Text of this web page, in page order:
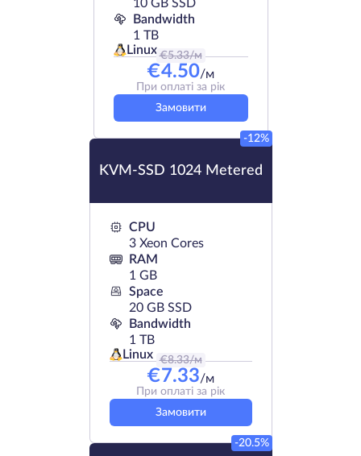
10 GB SSD
Bandwidth
1 TB
Linux €5.33/м
€4.50/м
При оплаті за рік
Замовити
KVM-SSD 1024 Metered
-12%
CPU
3 Xeon Cores
RAM
1 GB
Space
20 GB SSD
Bandwidth
1 TB
Linux €8.33/м
€7.33/м
При оплаті за рік
Замовити
-20.5%